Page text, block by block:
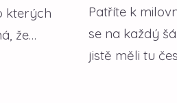
kterých
že
Patříte k
se na každý
jistě měli tu